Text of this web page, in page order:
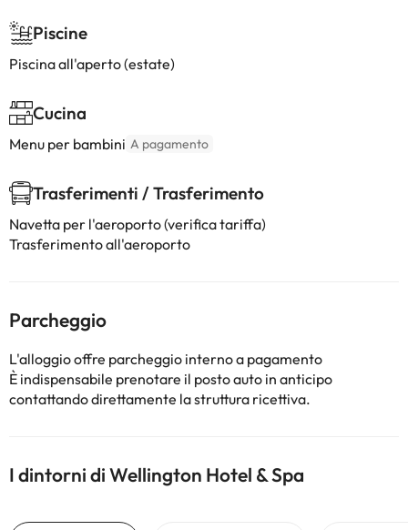
Piscine
Piscina all'aperto (estate)
Cucina
Menu per bambini A pagamento
Trasferimenti / Trasferimento
Navetta per l'aeroporto (verifica tariffa)
Trasferimento all'aeroporto
Parcheggio
L'alloggio offre parcheggio interno a pagamento
È indispensabile prenotare il posto auto in anticipo
contattando direttamente la struttura ricettiva.
I dintorni di Wellington Hotel & Spa